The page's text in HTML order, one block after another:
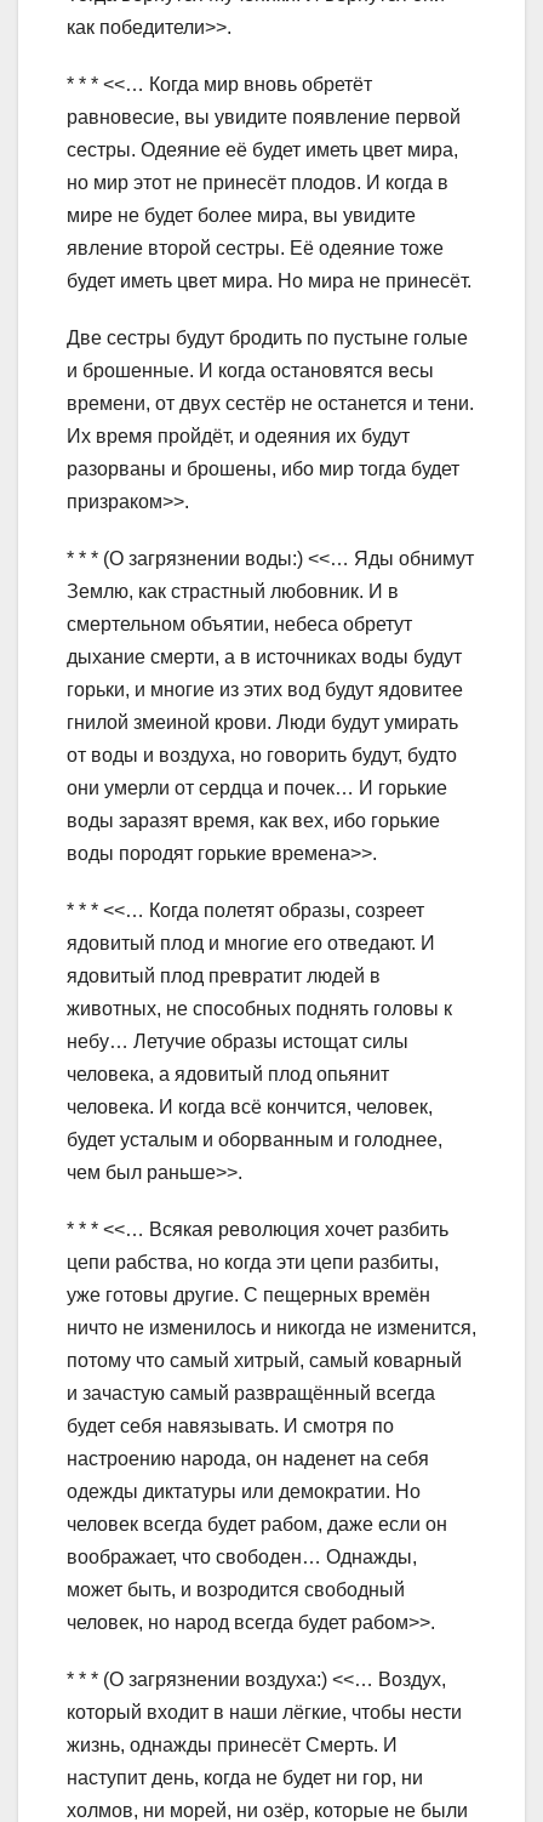
как победители>>.
* * * <<… Когда мир вновь обретёт
равновесие, вы увидите появление первой
сестры. Одеяние её будет иметь цвет мира,
но мир этот не принесёт плодов. И когда в
мире не будет более мира, вы увидите
явление второй сестры. Её одеяние тоже
будет иметь цвет мира. Но мира не принесёт.
Две сестры будут бродить по пустыне голые
и брошенные. И когда остановятся весы
времени, от двух сестёр не останется и тени.
Их время пройдёт, и одеяния их будут
разорваны и брошены, ибо мир тогда будет
призраком>>.
* * * (О загрязнении воды:) <<… Яды обнимут
Землю, как страстный любовник. И в
смертельном объятии, небеса обретут
дыхание смерти, а в источниках воды будут
горьки, и многие из этих вод будут ядовитее
гнилой змеиной крови. Люди будут умирать
от воды и воздуха, но говорить будут, будто
они умерли от сердца и почек… И горькие
воды заразят время, как вех, ибо горькие
воды породят горькие времена>>.
* * * <<… Когда полетят образы, созреет
ядовитый плод и многие его отведают. И
ядовитый плод превратит людей в
животных, не способных поднять головы к
небу… Летучие образы истощат силы
человека, а ядовитый плод опьянит
человека. И когда всё кончится, человек,
будет усталым и оборванным и голоднее,
чем был раньше>>.
* * * <<… Всякая революция хочет разбить
цепи рабства, но когда эти цепи разбиты,
уже готовы другие. С пещерных времён
ничто не изменилось и никогда не изменится,
потому что самый хитрый, самый коварный
и зачастую самый развращённый всегда
будет себя навязывать. И смотря по
настроению народа, он наденет на себя
одежды диктатуры или демократии. Но
человек всегда будет рабом, даже если он
воображает, что свободен… Однажды,
может быть, и возродится свободный
человек, но народ всегда будет рабом>>.
* * * (О загрязнении воздуха:) <<… Воздух,
который входит в наши лёгкие, чтобы нести
жизнь, однажды принесёт Смерть. И
наступит день, когда не будет ни гор, ни
холмов, ни морей, ни озёр, которые не были